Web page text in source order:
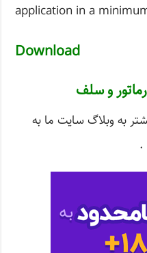
application in a
Download
و سلف
به وبلاگ سایت ما به